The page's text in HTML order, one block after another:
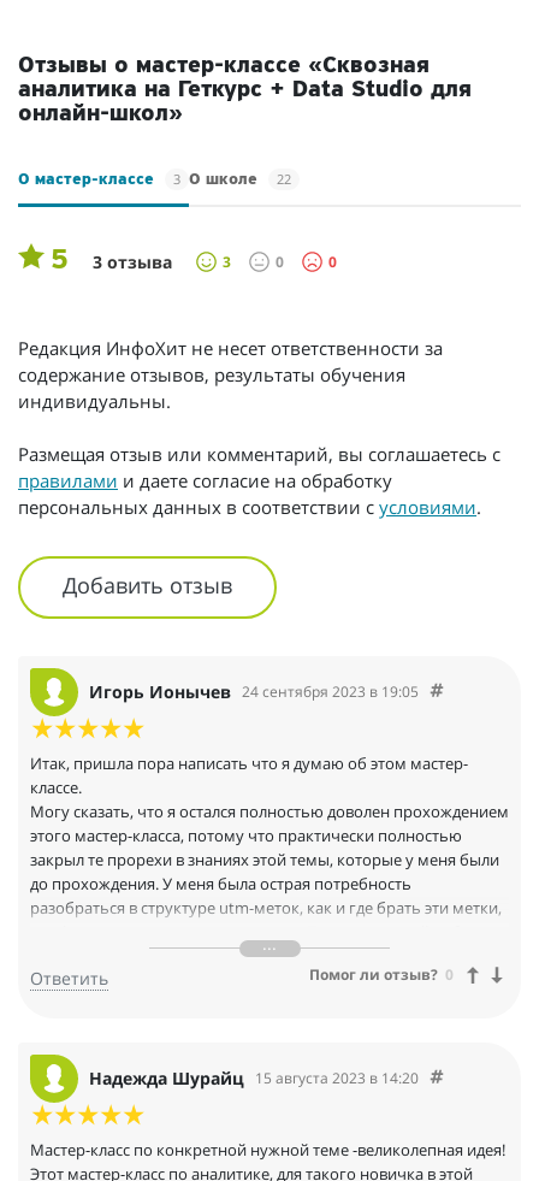
Отзывы о мастер-классе «Сквозная
аналитика на Геткурс + Data Studio для
онлайн-школ»
О мастер-классе 3 О школе 22
5 3 отзыва 3 0 0
Редакция ИнфоХит не несет ответственности за
содержание отзывов, результаты обучения
индивидуальны.
Размещая отзыв или комментарий, вы соглашаетесь с
правилами и даете согласие на обработку
персональных данных в соответствии с условиями.
Добавить отзыв
Игорь Ионычев 24 сентября 2023 в 19:05
Итак, пришла пора написать что я думаю об этом мастер-
классе.
Могу сказать, что я остался полностью доволен прохождением
этого мастер-класса, потому что практически полностью
закрыл те прорехи в знаниях этой темы, которые у меня были
до прохождения. У меня была острая потребность
разобраться в структуре utm-меток, как и где брать эти метки,
таргетологами это очень нужные знания. Также была
необходимость понять как выгружать в гугл-таблицы данные
подобной задачей. Конечно в первое время это будет
занимать намного больше времени, но по крайней мере это
для меня уже не невозможная задача.
Подобный формат коротких мастер-классов по отдельной
теме просто находка, по крайней мере для меня. Если есть
потребность в получении определённого навыка, просто
Ответить Помог ли отзыв? 0
Надежда Шурайц 15 августа 2023 в 14:20
Мастер-класс по конкретной нужной теме -великолепная идея!
Этот мастер-класс по аналитике, для такого новичка в этой